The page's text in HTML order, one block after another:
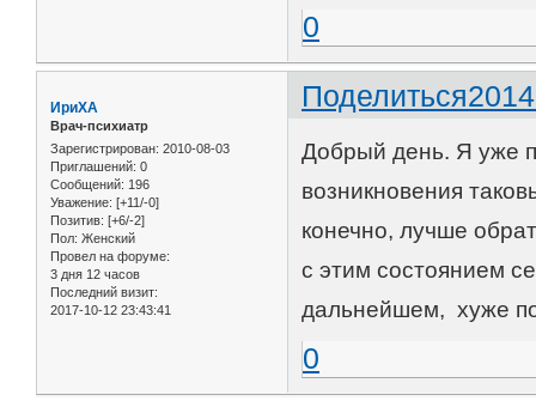
0
Поделиться
ИриХА
Врач-психиатр
Зарегистрирован: 2010-08-03
Приглашений: 0
Сообщений: 196
Уважение: [+11/-0]
Позитив: [+6/-2]
Пол: Женский
Провел на форуме:
3 дня 12 часов
Последний визит:
2017-10-12 23:43:41
Добрый день. Я уже
возникновения
конечно, лучше
с этим состоянием
дальнейшем, хуже
0